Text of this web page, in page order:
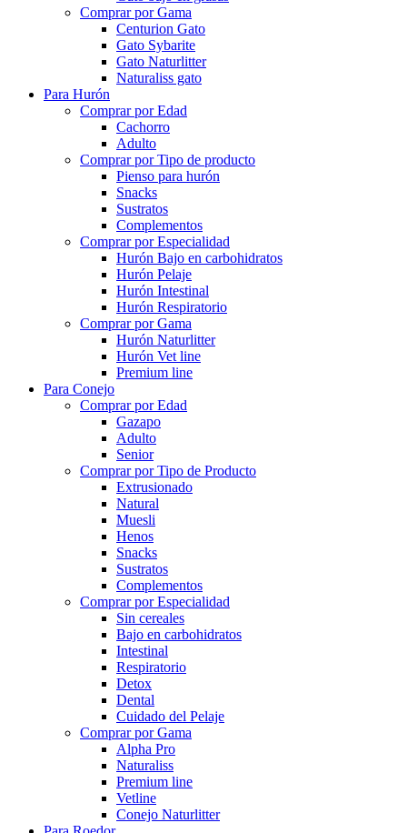
Comprar por Gama
Centurion Gato
Gato Sybarite
Gato Naturlitter
Naturaliss gato
Para Hurón
Comprar por Edad
Cachorro
Adulto
Comprar por Tipo de producto
Pienso para hurón
Snacks
Sustratos
Complementos
Comprar por Especialidad
Hurón Bajo en carbohidratos
Hurón Pelaje
Hurón Intestinal
Hurón Respiratorio
Comprar por Gama
Hurón Naturlitter
Hurón Vet line
Premium line
Para Conejo
Comprar por Edad
Gazapo
Adulto
Senior
Comprar por Tipo de Producto
Extrusionado
Natural
Muesli
Henos
Snacks
Sustratos
Complementos
Comprar por Especialidad
Sin cereales
Bajo en carbohidratos
Intestinal
Respiratorio
Detox
Dental
Cuidado del Pelaje
Comprar por Gama
Alpha Pro
Naturaliss
Premium line
Vetline
Conejo Naturlitter